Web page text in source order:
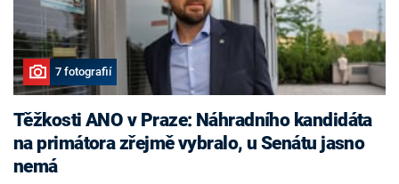
7 fotografií
Těžkosti ANO v Praze: Náhradního kandidáta
na primátora zřejmě vybralo, u Senátu jasno
nemá